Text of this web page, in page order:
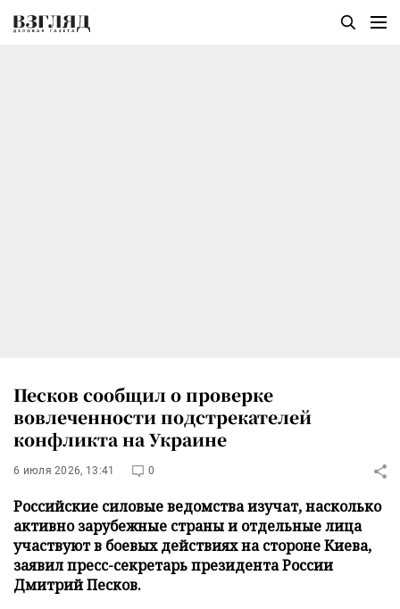
Песков сообщил о проверке
вовлеченности подстрекателей
конфликта на Украине
6 июля 2026, 13:41 0
Российские силовые ведомства изучат, насколько
активно зарубежные страны и отдельные лица
участвуют в боевых действиях на стороне Киева,
заявил пресс-секретарь президента России
Дмитрий Песков.